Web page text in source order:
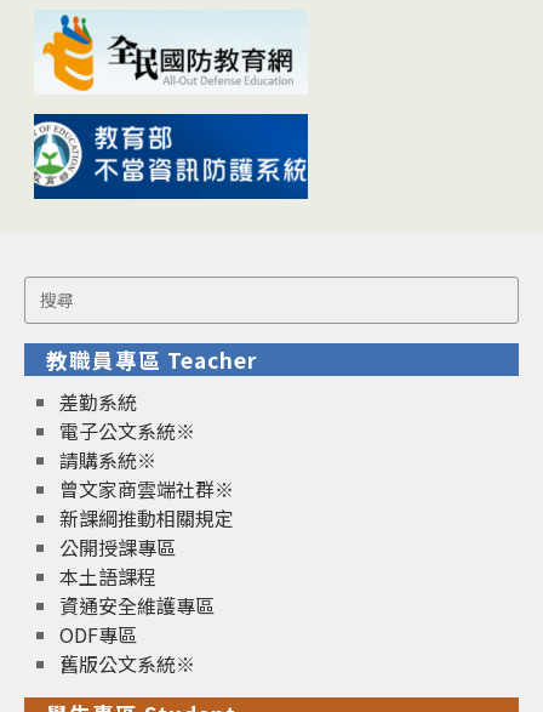
Search
for:
教職員專區 Teacher
差勤系統
電子公文系統※
請購系統※
曾文家商雲端社群※
新課綱推動相關規定
公開授課專區
本土語課程
資通安全維護專區
ODF專區
舊版公文系統※